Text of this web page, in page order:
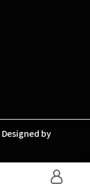
Designed by